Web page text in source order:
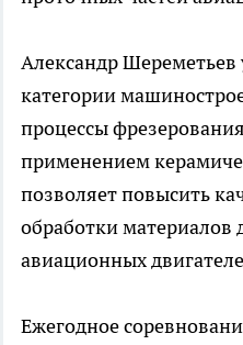
Александр Шереметьев
категории
процессы
применением
позволяет повысить
обработки материалов
авиационных
Ежегодное